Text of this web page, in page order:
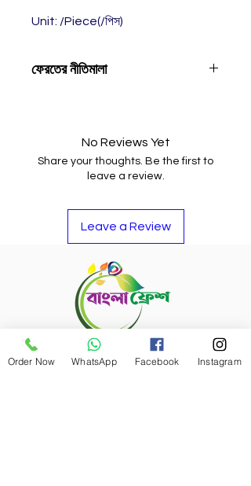
Unit: /Piece(/পিস)
ফেরতের নীতিমালা
বিনিময়ে অন্য কোন আইটেমও নিতে পারেন।
No Reviews Yet
Share your thoughts. Be the first to
leave a review.
Leave a Review
Refund Policy
Order Now WhatsApp Facebook Instagram